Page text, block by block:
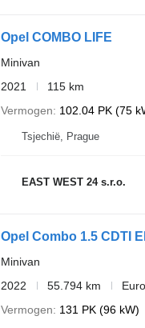
Opel COMBO LIFE
Minivan
2021
115 km
Vermogen
102.04 PK (75
Tsjechië, Prague
EAST WEST 24 s.r.o.
Opel Combo 1.5 CDTI
Minivan
2022
55.794 km
Vermogen
131 PK (96 kW)